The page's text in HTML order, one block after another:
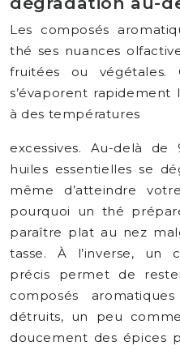
Les composés
thé ses nuances
fruitées ou végétales.
s’évaporent rapidement
à des températures
excessives. Au-delà
huiles essentielles se
même d’atteindre
pourquoi un thé
paraître plat au nez
tasse. À l’inverse, un
précis permet de
composés
détruits, un peu
doucement des épices